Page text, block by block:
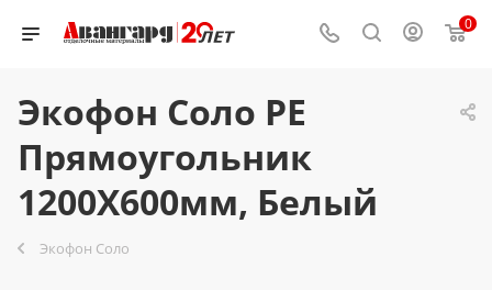
0
Экофон Соло PE
Прямоугольник
1200Х600мм, Белый
Экофон Соло